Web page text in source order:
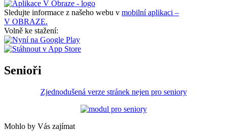
Sledujte informace z našeho webu v mobilní aplikaci –
V OBRAZE.
Volně ke stažení:
Senioři
Zjednodušená verze stránek nejen pro seniory
Mohlo by Vás zajímat